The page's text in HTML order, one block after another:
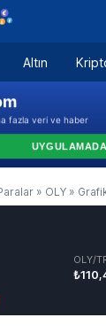
Altın
» OLY »
OLY/